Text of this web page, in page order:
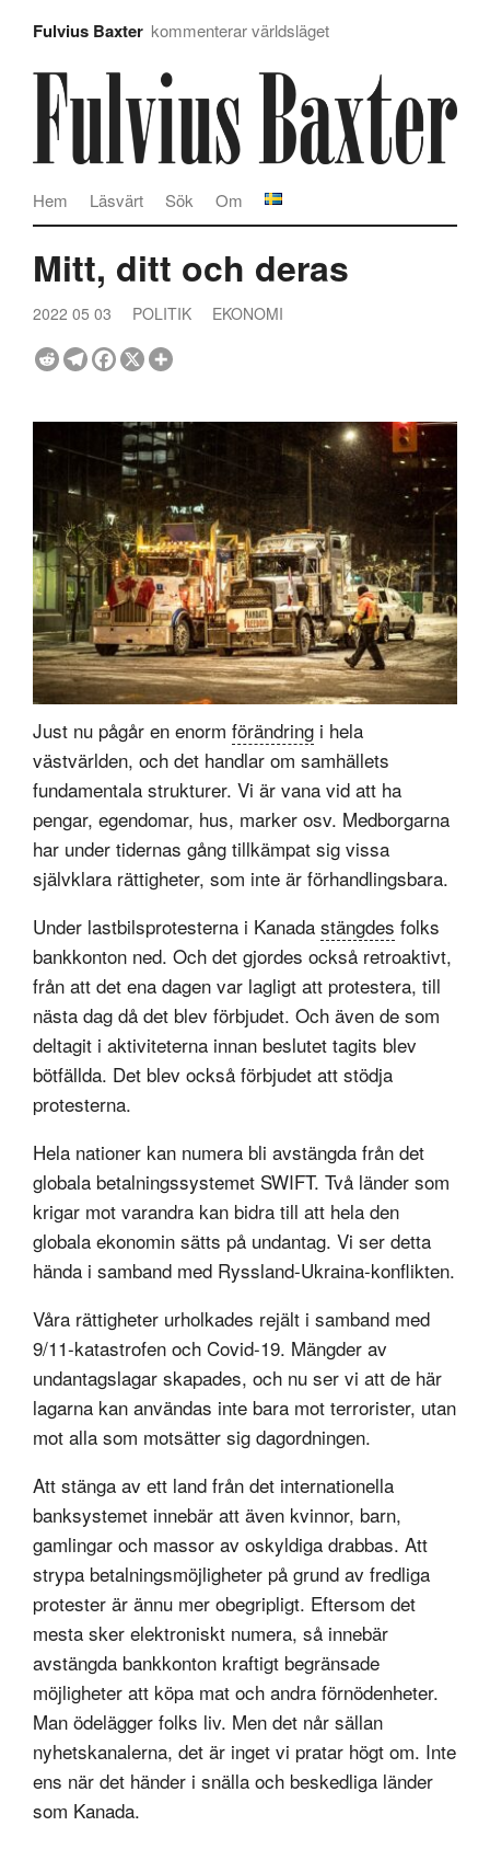
Fulvius Baxter kommenterar världsläget
Om
Sök
Läsvärt
Hem
Mitt, ditt och deras
2022 05 03 POLITIK EKONOMI
Just nu pågår en enorm förändring i hela
västvärlden, och det handlar om samhällets
fundamentala strukturer. Vi är vana vid att ha
pengar, egendomar, hus, marker osv. Medborgarna
har under tidernas gång tillkämpat sig vissa
självklara rättigheter, som inte är förhandlingsbara.
Under lastbilsprotesterna i Kanada stängdes folks
bankkonton ned. Och det gjordes också retroaktivt,
från att det ena dagen var lagligt att protestera, till
nästa dag då det blev förbjudet. Och även de som
deltagit i aktiviteterna innan beslutet tagits blev
bötfällda. Det blev också förbjudet att stödja
protesterna.
Hela nationer kan numera bli avstängda från det
globala betalningssystemet SWIFT. Två länder som
krigar mot varandra kan bidra till att hela den
globala ekonomin sätts på undantag. Vi ser detta
hända i samband med Ryssland-Ukraina-konflikten.
Våra rättigheter urholkades rejält i samband med
9/11-katastrofen och Covid-19. Mängder av
undantagslagar skapades, och nu ser vi att de här
lagarna kan användas inte bara mot terrorister, utan
mot alla som motsätter sig dagordningen.
Att stänga av ett land från det internationella
banksystemet innebär att även kvinnor, barn,
gamlingar och massor av oskyldiga drabbas. Att
strypa betalningsmöjligheter på grund av fredliga
protester är ännu mer obegripligt. Eftersom det
mesta sker elektroniskt numera, så innebär
avstängda bankkonton kraftigt begränsade
möjligheter att köpa mat och andra förnödenheter.
Man ödelägger folks liv. Men det når sällan
nyhetskanalerna, det är inget vi pratar högt om. Inte
ens när det händer i snälla och beskedliga länder
som Kanada.